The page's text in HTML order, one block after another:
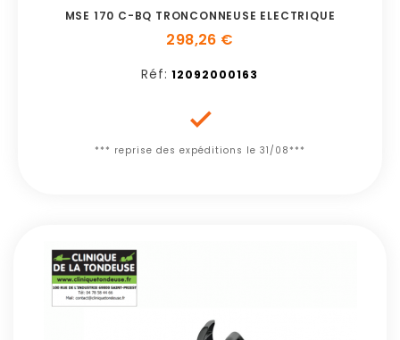
MSE 170 C-BQ TRONCONNEUSE ELECTRIQUE
298,26 €
Réf: 12092000163

*** reprise des expéditions le 31/08***